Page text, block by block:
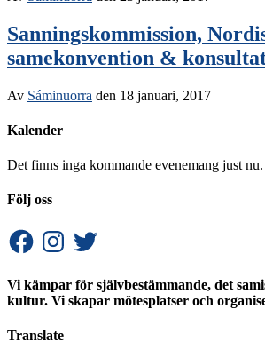
Sanningskommission,
samekonvention &
Av Sáminuorra den 18 januari, 2017
Kalender
Det finns inga kommande evenemang just nu.
Följ oss
FacebookInstagram
Twitter
Vi kämpar för självbestämmande, det
kultur. Vi skapar mötesplatser och
Translate